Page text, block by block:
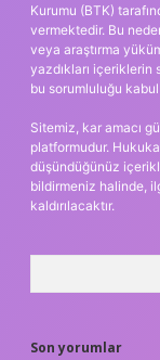
Kurumu (BTK)
vermektedir. Bu
veya araştırma
yazdıkları içeriklerin
bu sorumluluğu kabul
Sitemiz, kar amacı
platformudur.
düşündüğünüz
bildirmeniz halinde,
kaldırılacaktır.
Son yorumlar